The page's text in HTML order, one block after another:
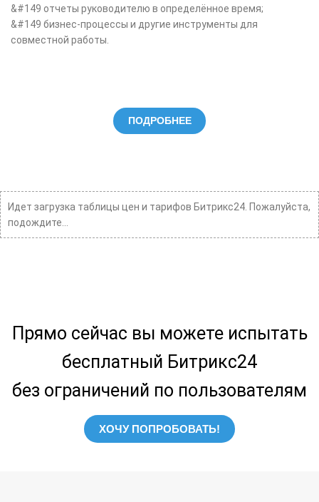
&#149 отчеты руководителю в определённое время;
&#149 бизнес-процессы и другие инструменты для
совместной работы.
ПОДРОБНЕЕ
Идет загрузка таблицы цен и тарифов Битрикс24. Пожалуйста,
подождите...
Прямо сейчас вы можете испытать
бесплатный Битрикс24
без ограничений по пользователям
ХОЧУ ПОПРОБОВАТЬ!